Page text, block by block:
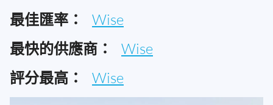
最佳匯率： Wise
最快的供應商： Wise
評分最高： Wise